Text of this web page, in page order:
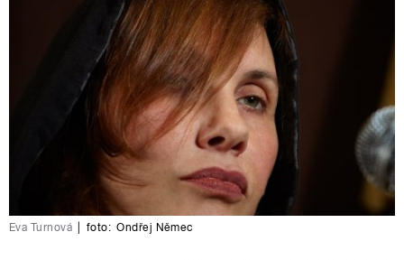
Eva Turnová foto: Ondřej Němec